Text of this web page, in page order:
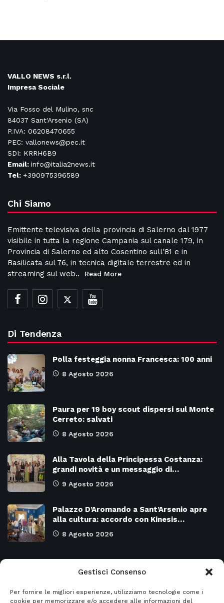
Gestisci Consenso
Per fornire le migliori esperienze, utilizziamo tecnologie come i
cookie per memorizzare e/o accedere alle informazioni del
VALLO NEWS s.r.l.
Impresa Sociale
Via Fosso del Mulino, snc
84037 Sant'Arsenio (SA)
P.IVA: 06208470655
PEC: vallonews@pec.it
SDI: KRRH6B9
Email: info@italia2news.it
Tel: +390975396589
Chi Siamo
Emittente televisiva della provincia di Salerno dal 1977
visibile in tutta la regione Campania sul canale 179, in
Provincia di Salerno ed alto Cosentino sull'81 e in
Basilicata sul 76, in tecnica digitale terrestre ed in
streaming sul web..
Read More
Di Tendenza
Polla festeggia nonna Francesca: 100 anni
8 Agosto 2026
Paura per 19 boy scout dispersi sul Monte
Cerreto: salvati
8 Agosto 2026
Alla Tavola della Principessa Costanza:
grandi novità e un messaggio di…
9 Agosto 2026
Palazzo D’Aromando a Sant’Arsenio apre
alla cultura: accordo con Kinesis…
8 Agosto 2026
Attualità 8978 SALERNO e Provincia 4135